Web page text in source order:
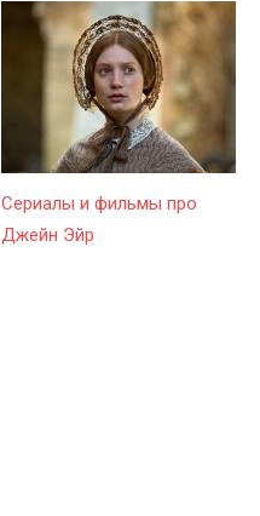
Сериалы и фильмы про
Джейн Эйр